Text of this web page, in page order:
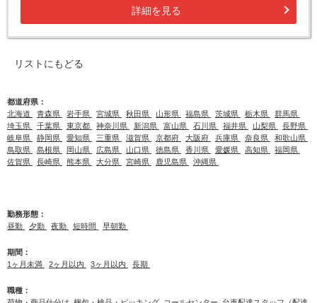
詳細を見る
リストにもどる
都道府県：
北海道
青森県 岩手県 宮城県 秋田県 山形県 福島県 茨城県 栃木県
群馬県
埼玉県
千葉県 東京都 神奈川県 新潟県 富山県 石川県 福井県 山梨県
長野県
岐阜県
静岡県 愛知県 三重県 滋賀県 京都府 大阪府 兵庫県 奈良県
和歌山県
鳥取県
島根県 岡山県 広島県 山口県 徳島県 香川県 愛媛県 高知県
福岡県
佐賀県
長崎県 熊本県 大分県 宮崎県 鹿児島県 沖縄県
勤務形態：
昼勤
夕勤 夜勤 短時間 早朝勤
期間：
1ヶ月未満
2ヶ月以内 3ヶ月以内 長期
職種：